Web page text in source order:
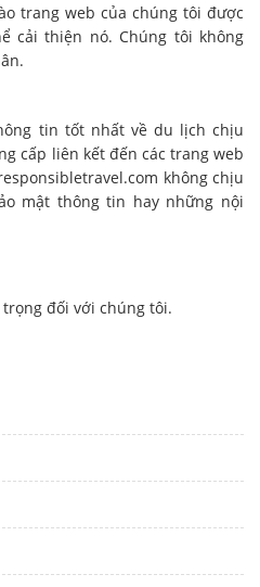
trang web của chúng tôi được
cải thiện nó. Chúng tôi không
tin tốt nhất về du lịch chịu
cấp liên kết đến các trang web
không chịu
mật thông tin hay những nội
đối với chúng tôi.